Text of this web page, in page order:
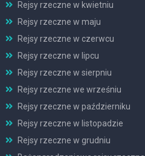
Rejsy rzeczne w kwietniu
Rejsy rzeczne w maju
Rejsy rzeczne w czerwcu
Rejsy rzeczne w lipcu
Rejsy rzeczne w sierpniu
Rejsy rzeczne we wrześniu
Rejsy rzeczne w październiku
Rejsy rzeczne w listopadzie
Rejsy rzeczne w grudniu